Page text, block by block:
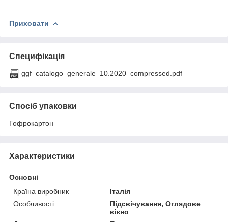
Приховати
Специфікація
ggf_catalogo_generale_10.2020_compressed.pdf
Спосіб упаковки
Гофрокартон
Характеристики
Основні
Країна виробник
Італія
Особливості
Підсвічування, Оглядове
вікно